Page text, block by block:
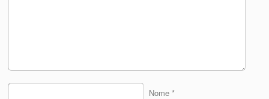
Nome *